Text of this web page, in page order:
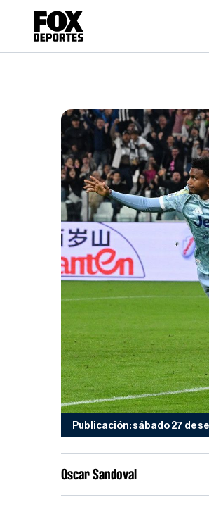
Publicación: sábado 27 de
Oscar Sandoval